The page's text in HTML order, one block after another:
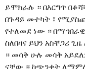
ይሞክራሉ ። በእርግጥ
በጉዳይ መተካት ፣
የተለመደ ነው ።
ስለበዛና ይህን አስቸጋሪ
። መሳቅ ሁሉ መሳቅ
ናቸው ። ከጭንቀት